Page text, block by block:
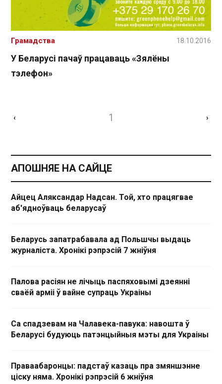
У Беларусі пачаў працаваць «Зялёны
тэлефон»
Грамадства 18.10.2016
‹ 1 ›
АПОШНЯЕ НА САЙЦЕ
Айцец Аляксандар Надсан. Той, хто працягвае
аб'ядноўваць беларусаў
Беларусь запатрабавала ад Польшчы выдаць
журналіста. Хронікі рэпрэсій 7 жніўня
Палова расіян не лічыць паспяховымі дзеянні
сваёй арміі ў вайне супраць Украіны
Са спадзевам на Чалавека-павука: навошта ў
Беларусі будуюць патэнцыйныя мэты для Украіны
Праваабаронцы: падстаў казаць пра змяншэнне
ціску няма. Хронікі рэпрэсій 6 жніўня